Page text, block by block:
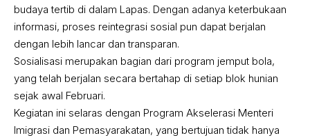
budaya tertib di dalam Lapas. Dengan adanya keterbukaan
informasi, proses reintegrasi sosial pun dapat berjalan
dengan lebih lancar dan transparan.
Sosialisasi merupakan bagian dari program jemput bola,
yang telah berjalan secara bertahap di setiap blok hunian
sejak awal Februari.
Kegiatan ini selaras dengan Program Akselerasi Menteri
Imigrasi dan Pemasyarakatan, yang bertujuan tidak hanya